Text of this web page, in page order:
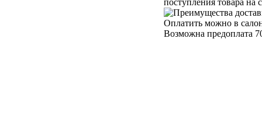
поступления товара на
Оплатить можно в
Возможна предоплата